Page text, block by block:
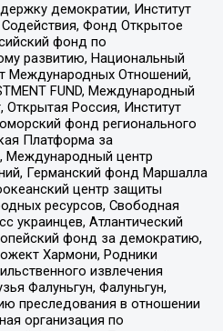
демократии, Институт
Фонд Открытое
фонд по
развитию, Национальный
Международных Отношений,
FUND, Международный
Открытая Россия, Институт
фонд регионального
Платформа за
Международный центр
Германский фонд Маршалла
центр защиты
ресурсов, Свободная
украинцев, Атлантический
фонд за демократию,
Хармони, Родники
извлечения
Фалуньгун, Фалуньгун,
преследования в отношении
организация по